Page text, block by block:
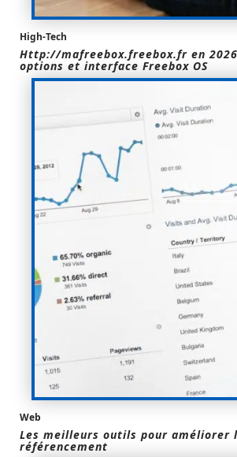
High-Tech
Http://mafreebox.freebox.fr en
options et interface Freebox OS
Web
Les meilleurs outils pour améliorer
référencement